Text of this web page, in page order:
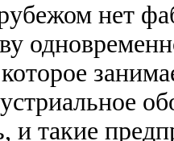
нет
и такие